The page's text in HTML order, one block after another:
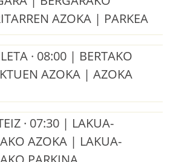
AZOKA | PARKEA
· 08:00 | BERTAKO
AZOKA | AZOKA
· 07:30 | LAKUA-
AZOKA | LAKUA-